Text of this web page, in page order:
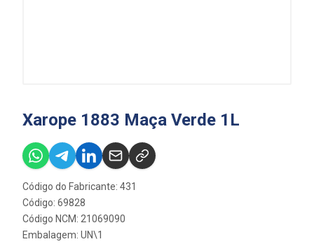
Xarope 1883 Maça Verde 1L
Código do Fabricante: 431
Código: 69828
Código NCM: 21069090
Embalagem: UN\1